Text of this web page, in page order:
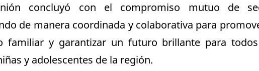
concluyó con el compromiso mutuo de
de manera coordinada y colaborativa para
familiar y garantizar un futuro brillante para
y adolescentes de la región.